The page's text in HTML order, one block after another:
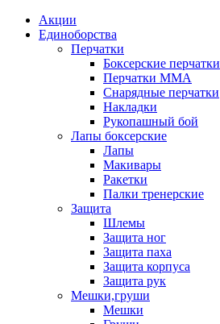
Акции
Единоборства
Перчатки
Боксерские перчатки
Перчатки ММА
Снарядные перчатки
Накладки
Рукопашный бой
Лапы боксерские
Лапы
Макивары
Ракетки
Палки тренерские
Защита
Шлемы
Защита ног
Защита паха
Защита корпуса
Защита рук
Мешки,груши
Мешки